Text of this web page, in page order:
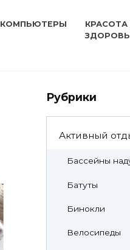
КОМПЬЮТЕРЫ
КРАСОТА
Рубрики
Активный
Бассейны
Батуты
Бинокли
Велосипеды